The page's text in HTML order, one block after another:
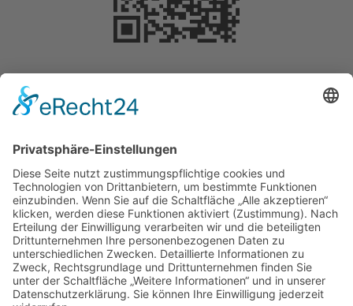
Selbstverständlich können Sie Ihre Spende
Euro benötigen Sie keine gesonderte
Bescheinigung. Die Vorlage des
Überweisungsträgers bei der Steuererklärung
reicht aus, um die Spende steuermindernd geltend
zu machen.